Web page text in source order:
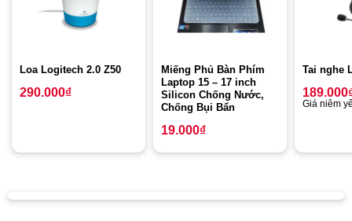
Loa Logitech 2.0 Z50
290.000₫
Miếng Phủ Bàn Phím
Laptop 15 – 17 inch
Silicon Chống Nước,
Chống Bụi Bẩn
19.000₫
Tai nghe
189.000
Giá niêm